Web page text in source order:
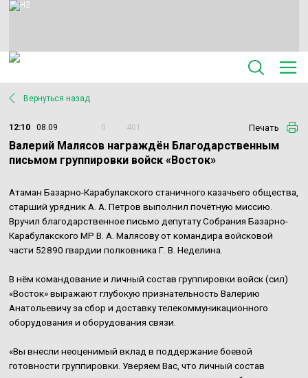
Вернуться назад
12:10 08.09 0 401 Печать
Валерий Малясов награждён Благодарственным
письмом группировки войск «Восток»
Атаман Базарно-Карабулакского станичного казачьего общества,
старший урядник А. А. Петров выполнил почётную миссию.
Вручил благодарственное письмо депутату Собрания Базарно-
Карабулакского МР В. А. Малясову от командира войсковой
части 52890 гвардии полковника Г. В. Неделина.
В нём командование и личный состав группировки войск (сил)
«Восток» выражают глубокую признательность Валерию
Анатольевичу за сбор и доставку телекоммуникационного
оборудования и оборудования связи.
«Вы внесли неоценимый вклад в поддержание боевой
готовности группировки. Уверяем Вас, что личный состав